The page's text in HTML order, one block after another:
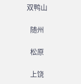
双鸭山
随州
松原
上饶